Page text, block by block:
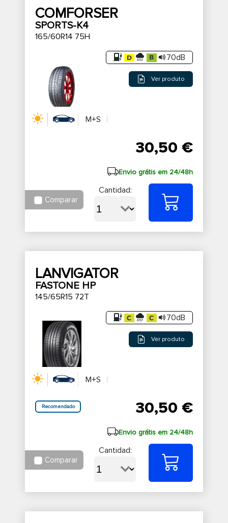
COMFORSER
SPORTS-K4
165/60R14 75H
70dB
Ver produto
M+S
30,50 €
Envio grátis em 24/48h
Comparar
Cantidad:
LANVIGATOR
FASTONE HP
145/65R15 72T
70dB
Ver produto
M+S
Recomendado 30,50 €
Envio grátis em 24/48h
Comparar
Cantidad: